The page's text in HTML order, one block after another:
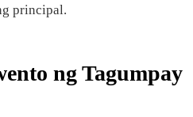
principal.
ng Tagumpay